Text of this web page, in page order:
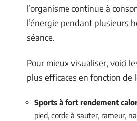
l’organisme continue à
l’énergie pendant plusieurs
séance.
Pour mieux visualiser, voici
plus efficaces en fonction de
Sports à fort rendement
pied, corde à sauter, rameur,